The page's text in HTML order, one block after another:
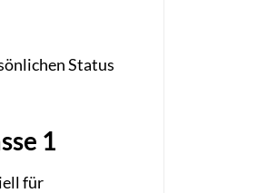
Status
1
für